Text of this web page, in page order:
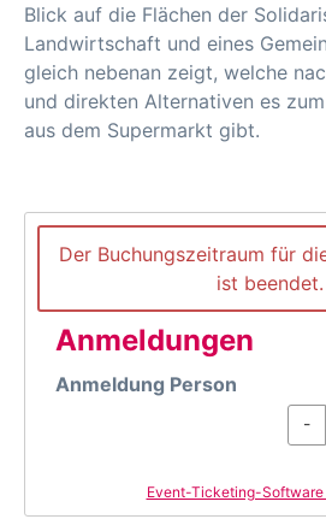
Blick auf die Flächen der
Landwirtschaft und eines
gleich nebenan zeigt, welche
und direkten Alternativen es
aus dem Supermarkt gibt.
Der Buchungszeitraum für
ist beendet.
Anmeldungen
Anmeldung Person
-
Event-Ticketing-Software